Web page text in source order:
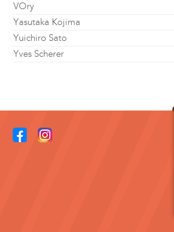
VOry
Yasutaka Kojima
Yuichiro Sato
Yves Scherer